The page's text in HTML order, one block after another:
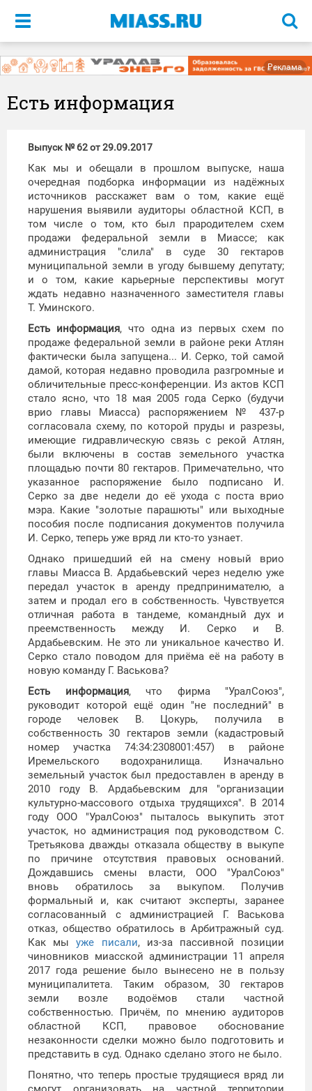
Меню
Реклама
Есть информация
Выпуск № 62 от 29.09.2017
Как мы и обещали в прошлом выпуске, наша
очередная подборка информации из надёжных
источников расскажет вам о том, какие ещё
нарушения выявили аудиторы областной КСП, в
том числе о том, кто был прародителем схем
продажи федеральной земли в Миассе; как
администрация "слила" в суде 30 гектаров
муниципальной земли в угоду бывшему депутату;
и о том, какие карьерные перспективы могут
ждать недавно назначенного заместителя главы
Т. Уминского.
Есть информация, что одна из первых схем по
продаже федеральной земли в районе реки Атлян
фактически была запущена... И. Серко, той самой
дамой, которая недавно проводила разгромные и
обличительные пресс-конференции. Из актов КСП
стало ясно, что 18 мая 2005 года Серко (будучи
врио главы Миасса) распоряжением № 437-р
согласовала схему, по которой пруды и разрезы,
имеющие гидравлическую связь с рекой Атлян,
были включены в состав земельного участка
площадью почти 80 гектаров. Примечательно, что
указанное распоряжение было подписано И.
Серко за две недели до её ухода с поста врио
мэра. Какие "золотые парашюты" или выходные
пособия после подписания документов получила
И. Серко, теперь уже вряд ли кто-то узнает.
Однако пришедший ей на смену новый врио
главы Миасса В. Ардабьевский через неделю уже
передал участок в аренду предпринимателю, а
затем и продал его в собственность. Чувствуется
отличная работа в тандеме, командный дух и
преемственность между И. Серко и В.
Ардабьевским. Не это ли уникальное качество И.
Серко стало поводом для приёма её на работу в
новую команду Г. Васькова?
Есть информация, что фирма "УралСоюз",
руководит которой ещё один "не последний" в
городе человек В. Цокурь, получила в
собственность 30 гектаров земли (кадастровый
номер участка 74:34:2308001:457) в районе
Иремельского водохранилища. Изначально
земельный участок был предоставлен в аренду в
2010 году В. Ардабьевским для "организации
культурно-массового отдыха трудящихся". В 2014
году ООО "УралСоюз" пыталось выкупить этот
участок, но администрация под руководством С.
Третьякова дважды отказала обществу в выкупе
по причине отсутствия правовых оснований.
Дождавшись смены власти, ООО "УралCоюз"
вновь обратилось за выкупом. Получив
формальный и, как считают эксперты, заранее
согласованный с администрацией Г. Васькова
отказ, общество обратилось в Арбитражный суд.
Как мыуже писали, из-за пассивной позиции
чиновников миасской администрации 11 апреля
2017 года решение было вынесено не в пользу
муниципалитета. Таким образом, 30 гектаров
земли возле водоёмов стали частной
собственностью. Причём, по мнению аудиторов
областной КСП, правовое обоснование
незаконности сделки можно было подготовить и
представить в суд. Однако сделано этого не было.
Понятно, что теперь простые трудящиеся вряд ли